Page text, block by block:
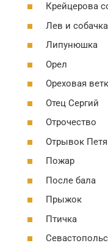
Крейцерова
Лев и собачка
Липунюшка
Орел
Ореховая
Отец Сергий
Отрочество
Отрывок
Пожар
После бала
Прыжок
Птичка